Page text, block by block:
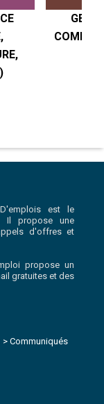
est le
Il propose une
d'offres et
propose un
gratuites et des
> Communiqués